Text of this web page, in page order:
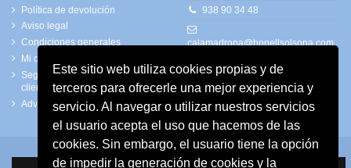
Este sitio web utiliza cookies propias y de
terceros para ofrecerle una mejor experiencia y
servicio. Al navegar o utilizar nuestros servicios
el usuario acepta el uso que hacemos de las
cookies. Sin embargo, el usuario tiene la opción
de impedir la generación de cookies y la
Política de devolución
Aviso legal
Condiciones generales
Mi cuenta
Seguimiento de pedidos de
clientes invitados
Advertencias de seguridad
938 90 34 48
calamadrona@bonellsolsona.com